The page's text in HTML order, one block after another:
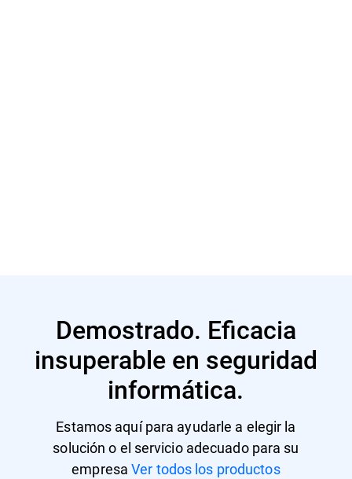
Demostrado. Eficacia
insuperable en seguridad
informática.
Estamos aquí para ayudarle a elegir la
solución o el servicio adecuado para su
empresaVer todos los productos